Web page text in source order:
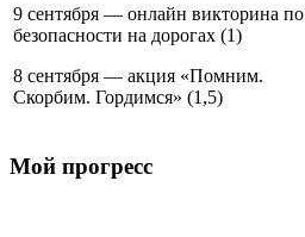
9 сентября — онлайн викторина по
безопасности на дорогах (1)
8 сентября — акция «Помним.
Скорбим. Гордимся» (1,5)
Мой прогресс